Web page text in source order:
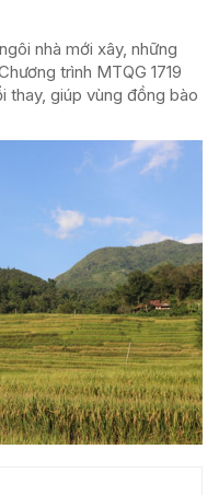
nhà mới xây, những
trình MTQG 1719
thay, giúp vùng đồng bào